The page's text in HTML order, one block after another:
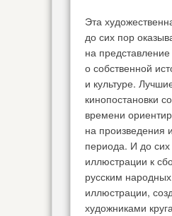
Эта
до сих пор
на представление
о собственной
и культуре.
кинопостановки
времени
на произведения
периода. И до
иллюстрации к
русским народных
иллюстрации,
художниками